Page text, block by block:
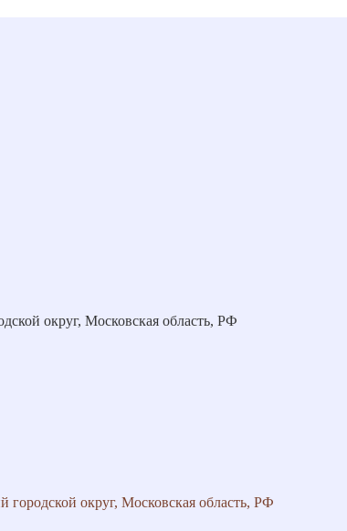
округ, Московская область, РФ
округ, Московская область, РФ